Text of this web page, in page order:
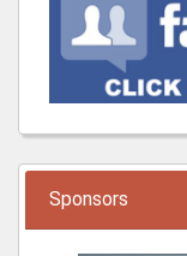
Sponsors